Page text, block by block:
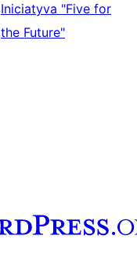
Iniciatyva "Five for
the Future"